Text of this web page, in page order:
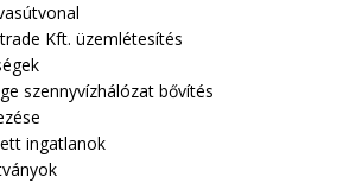
Kft. üzemlétesítés
szennyvízhálózat bővítés
ingatlanok